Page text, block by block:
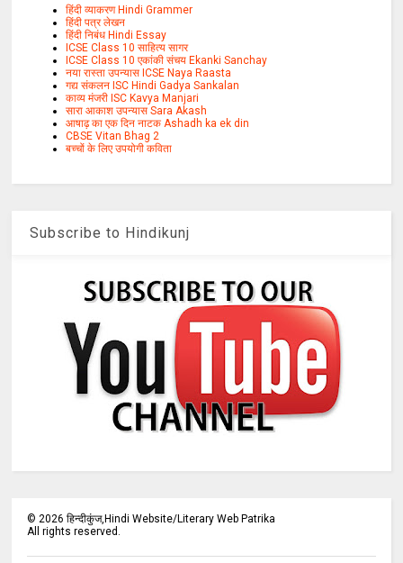
हिंदी व्याकरण Hindi Grammer
हिंदी पत्र लेखन
हिंदी निबंध Hindi Essay
ICSE Class 10 साहित्य सागर
ICSE Class 10 एकांकी संचय Ekanki Sanchay
नया रास्ता उपन्यास ICSE Naya Raasta
गद्य संकलन ISC Hindi Gadya Sankalan
काव्य मंजरी ISC Kavya Manjari
सारा आकाश उपन्यास Sara Akash
आषाढ़ का एक दिन नाटक Ashadh ka ek din
CBSE Vitan Bhag 2
बच्चों के लिए उपयोगी कविता
Subscribe to Hindikunj
©2026 हिन्दीकुंज,Hindi Website/Literary Web Patrika
All rights reserved.